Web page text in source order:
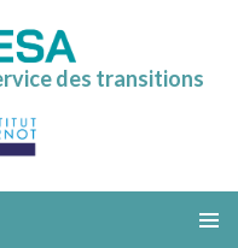
des transitions